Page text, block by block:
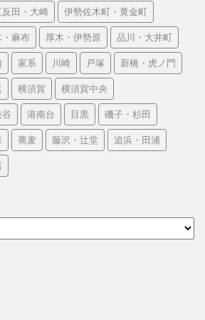
反田・大崎 伊勢佐木町・黄金町
・麻布 厚木・伊勢原 品川・大井町
家系 川崎 戸塚 新橋・虎ノ門
横須賀 横須賀中央
谷 港南台 目黒 磯子・杉田
蕎麦 藤沢・辻堂 追浜・田浦